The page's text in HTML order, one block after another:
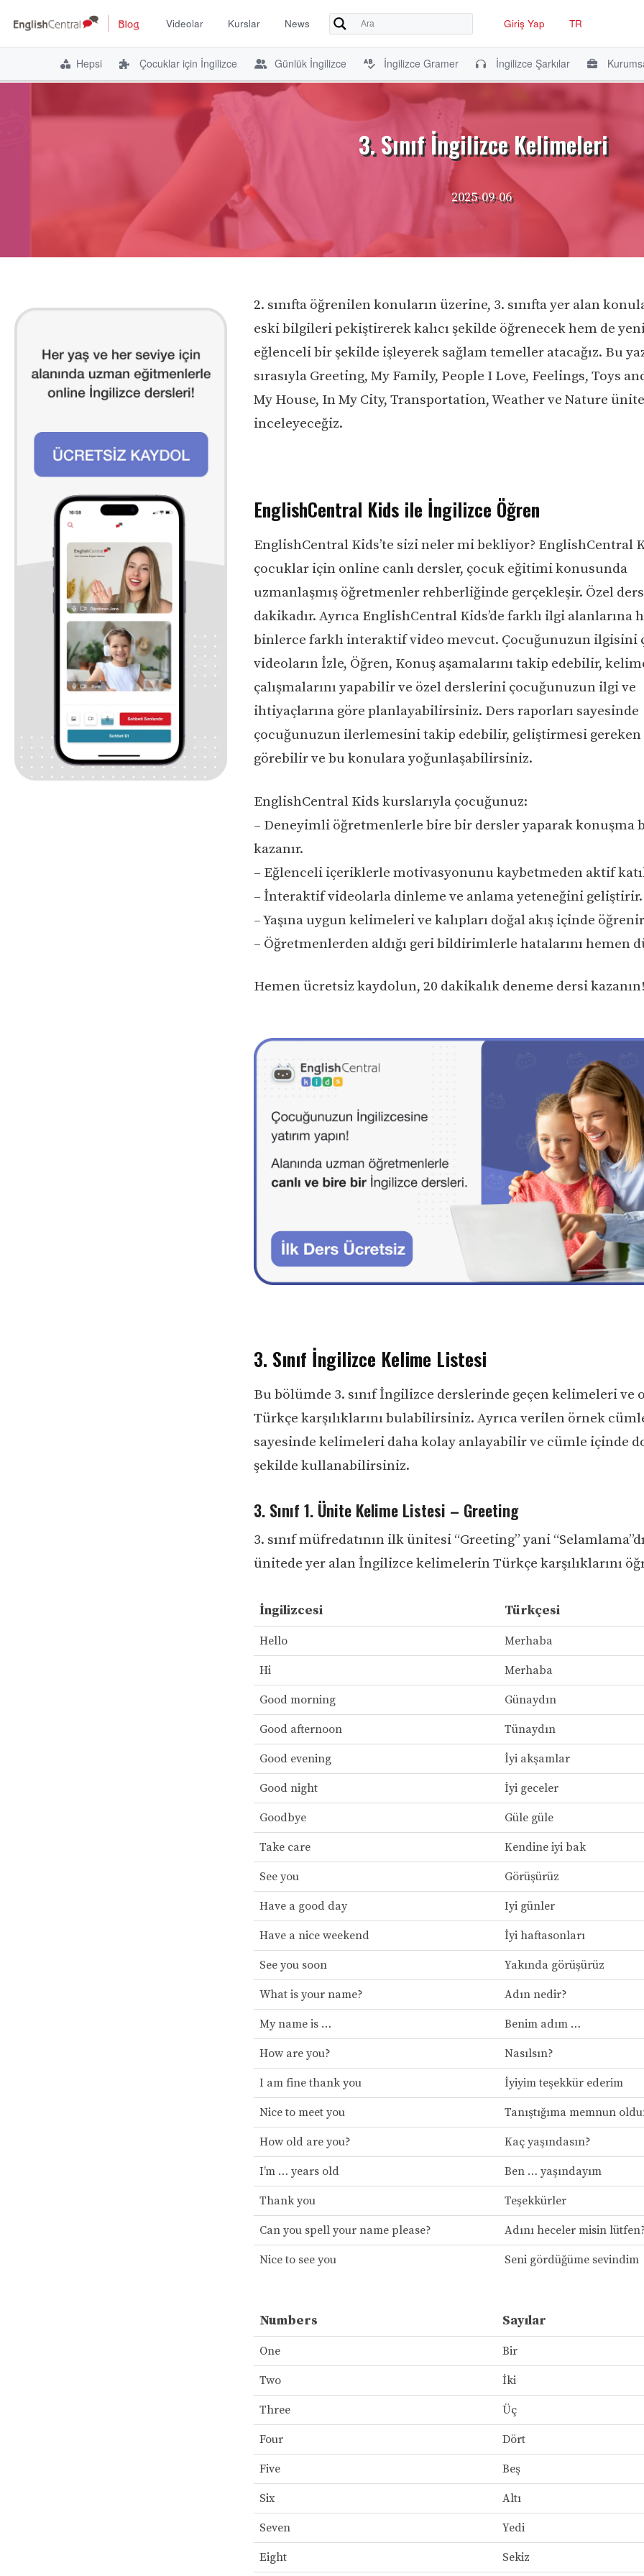
Videolar Kurslar News Giriş Yap TR
Hepsi Çocuklar için İngilizce Günlük İngilizce İngilizce Gramer İngilizce Şarkılar
3. Sınıf İngilizce Kelimeleri
2025-09-06
2. sınıfta öğrenilen konuların üzerine, 3. sınıfta yer alan
eski bilgileri pekiştirerek kalıcı şekilde öğrenecek hem de
eğlenceli bir şekilde işleyerek sağlam temeller atacağız. Bu
sırasıyla Greeting, My Family, People I Love, Feelings, Toys
My House, In My City, Transportation, Weather ve Nature
inceleyeceğiz.
EnglishCentral Kids ile İngilizce Öğren
EnglishCentral Kids’te sizi neler mi bekliyor? EnglishCentral
çocuklar için online canlı dersler, çocuk eğitimi konusunda
uzmanlaşmış öğretmenler rehberliğinde gerçekleşir. Özel
dakikadır. Ayrıca EnglishCentral Kids’de farklı ilgi alanlarına
binlerce farklı interaktif video mevcut. Çocuğunuzun ilgisini
videoların İzle, Öğren, Konuş aşamalarını takip edebilir,
çalışmalarını yapabilir ve özel derslerini çocuğunuzun ilgi ve
ihtiyaçlarına göre planlayabilirsiniz. Ders raporları sayesinde
çocuğunuzun ilerlemesini takip edebilir, geliştirmesi gereken
görebilir ve bu konulara yoğunlaşabilirsiniz.
EnglishCentral Kids kurslarıyla çocuğunuz:
– Deneyimli öğretmenlerle bire bir dersler yaparak konuşma
kazanır.
– Eğlenceli içeriklerle motivasyonunu kaybetmeden aktif
– İnteraktif videolarla dinleme ve anlama yeteneğini geliştirir.
– Yaşına uygun kelimeleri ve kalıpları doğal akış içinde
– Öğretmenlerden aldığı geri bildirimlerle hatalarını hemen
Hemen ücretsiz kaydolun, 20 dakikalık deneme dersi
3. Sınıf İngilizce Kelime Listesi
Bu bölümde 3. sınıf İngilizce derslerinde geçen kelimeleri ve
Türkçe karşılıklarını bulabilirsiniz. Ayrıca verilen örnek
sayesinde kelimeleri daha kolay anlayabilir ve cümle içinde
şekilde kullanabilirsiniz.
3. Sınıf 1. Ünite Kelime Listesi – Greeting
3. sınıf müfredatının ilk ünitesi “Greeting” yani
ünitede yer alan İngilizce kelimelerin Türkçe karşılıklarını
İngilizcesi Türkçesi
Hello Merhaba
Hi Merhaba
Good morning Günaydın
Good afternoon Tünaydın
Good evening İyi akşamlar
Good night İyi geceler
Goodbye Güle güle
Take care Kendine iyi bak
See you Görüşürüz
Have a good day Iyi günler
Have a nice weekend İyi haftasonları
See you soon Yakında görüşürüz
What is your name? Adın nedir?
My name is … Benim adım …
How are you? Nasılsın?
I am fine thank you İyiyim teşekkür ederim
Nice to meet you Tanıştığıma memnun
How old are you? Kaç yaşındasın?
I’m … years old Ben … yaşındayım
Thank you Teşekkürler
Can you spell your name please? Adını heceler misin
Nice to see you Seni gördüğüme sevindim
Numbers Sayılar
One Bir
Two İki
Three Üç
Four Dört
Five Beş
Six Altı
Seven Yedi
Eight Sekiz